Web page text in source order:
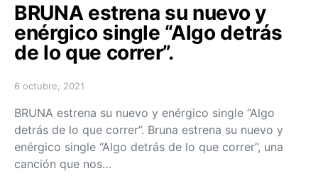
BRUNA estrena su nuevo y
enérgico single “Algo detrás
de lo que correr”.
Posted on
6 octubre, 2021
BRUNA estrena su nuevo y enérgico single “Algo
detrás de lo que correr”. Bruna estrena su nuevo y
enérgico single “Algo detrás de lo que correr”, una
canción que nos…